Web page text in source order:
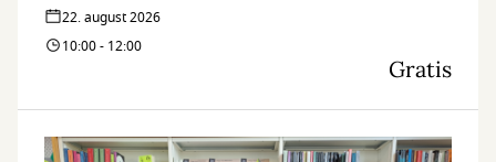
22. august 2026
10:00 - 12:00
Gratis